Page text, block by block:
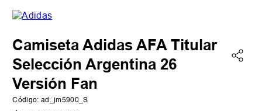
Camiseta Adidas AFA Titular
Selección Argentina 26
Versión Fan
Código: ad_jm5900_S
5. zapatillas adidas